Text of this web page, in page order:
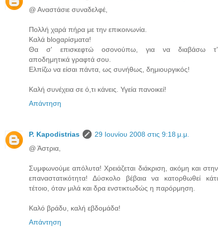
@ Αναστάσιε συναδελφέ,
Πολλή χαρά πήρα με την επικοινωνία.
Καλά blogαρίσματα!
Θα σ' επισκεφτώ οσονούπω, για να διαβάσω τ'
αποδημητικά γραφτά σου.
Ελπίζω να είσαι πάντα, ως συνήθως, δημιουργικός!
Καλή συνέχεια σε ό,τι κάνεις. Υγεία πανοικεί!
Απάντηση
P. Kapodistrias
29 Ιουνίου 2008 στις 9:18 μ.μ.
@ Άστρια,
Συμφωνούμε απόλυτα! Χρειάζεται διάκριση, ακόμη και στην
επαναστατικότητα! Δύσκολο βέβαια να κατορθωθεί κάτι
τέτοιο, όταν μιλά και δρα ενστικτωδώς η παρόρμηση.
Καλό βράδυ, καλή εβδομάδα!
Απάντηση